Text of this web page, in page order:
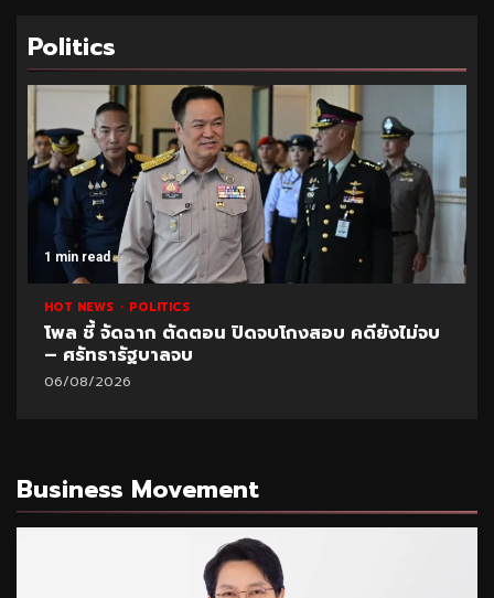
Politics
1 min read
HOT NEWS POLITICS
โพล ชี้ จัดฉาก ตัดตอน ปิดจบโกงสอบ คดียังไม่จบ
– ศรัทธารัฐบาลจบ
06/08/2026
Business Movement